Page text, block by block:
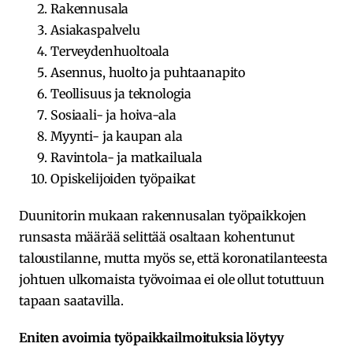
Rakennusala
Asiakaspalvelu
Terveydenhuoltoala
Asennus, huolto ja puhtaanapito
Teollisuus ja teknologia
Sosiaali- ja hoiva-ala
Myynti- ja kaupan ala
Ravintola- ja matkailuala
Opiskelijoiden työpaikat
Duunitorin mukaan rakennusalan työpaikkojen
runsasta määrää selittää osaltaan kohentunut
taloustilanne, mutta myös se, että koronatilanteesta
johtuen ulkomaista työvoimaa ei ole ollut totuttuun
tapaan saatavilla.
Eniten avoimia työpaikkailmoituksia löytyy